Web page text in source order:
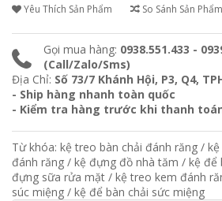
Yêu Thích Sản Phẩm So Sánh Sản Phẩm
Gọi mua hàng: 0938.551.433 -
(Call/Zalo/Sms)
Địa Chỉ: Số 73/7 Khánh Hội, P3, Q4,
- Ship hàng nhanh toàn quốc
- Kiểm tra hàng trước khi thanh
Từ khóa: kệ treo bàn chải đánh răng /
đánh răng / kệ đựng đồ nhà tăm / kệ để
đựng sữa rửa mặt / kệ treo kem đánh
súc miệng / kệ để bàn chải sức miệng